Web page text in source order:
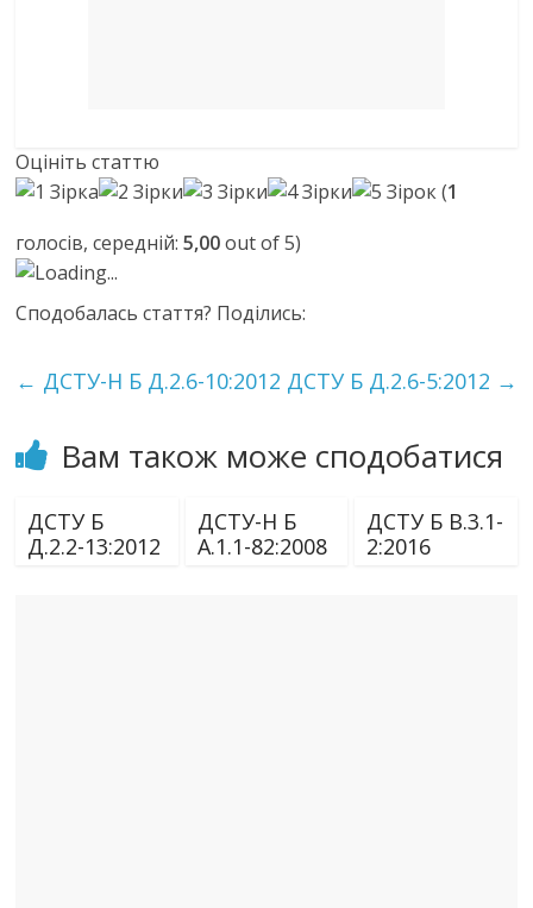
Оцініть статтю
(1
голосів, середній:5,00out of 5)
Loading...
Сподобалась стаття? Поділись:
← ДСТУ-Н Б Д.2.6-10:2012 ДСТУ Б Д.2.6-5:2012 →
Вам також може сподобатися
ДСТУ Б
Д.2.2-13:2012
ДСТУ-Н Б
А.1.1-82:2008
ДСТУ Б В.3.1-
2:2016